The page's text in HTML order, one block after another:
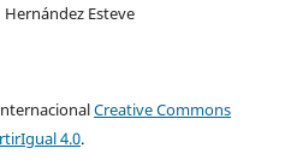
Esteve
Creative Commons
4.0.